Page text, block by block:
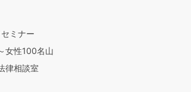
ミナー
女性100名山
律相談室